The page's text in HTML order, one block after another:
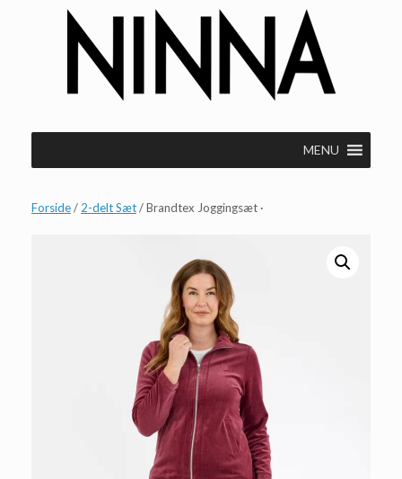
MENU
Forside/ 2-delt Sæt/ Brandtex Joggingsæt ·